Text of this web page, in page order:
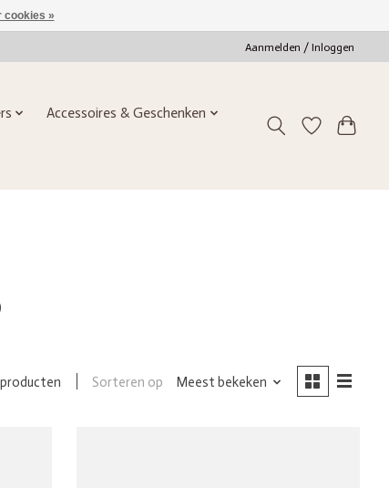
Aanmelden / Inloggen
Accessoires & Geschenken
Sorteren op Meest bekeken
cookies »